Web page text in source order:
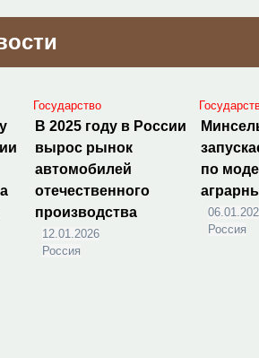
Государство
В 2025 году в России
вырос рынок
автомобилей
отечественного
производства
12.01.2026
Россия
по
Россия